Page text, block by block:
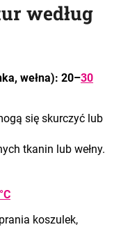
według
a, wełna): 20–30
się skurczyć lub
tkanin lub wełny.
koszulek,